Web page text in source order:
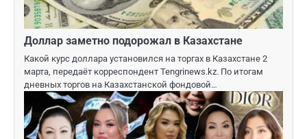
Доллар заметно подорожал в Казахстане
Какой курс доллара установился на торгах в Казахстане 2
марта, передаёт корреспондент Tengrinews.kz. По итогам
дневных торгов на Казахстанской фондовой…